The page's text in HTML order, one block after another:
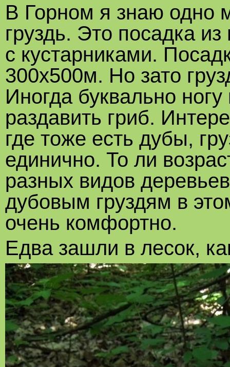
В Горном я знаю одно
груздь. Это посадка
с кустарниками.
300х500м. Но зато
Иногда буквально
раздавить гриб.
где тоже есть дубы,
единично. То ли
разных видов
дубовым груздям в
очень комфортно.
Едва зашли в лесок,